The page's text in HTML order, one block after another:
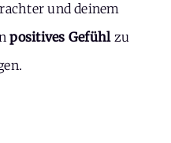
und deinem
positives Gefühlzu